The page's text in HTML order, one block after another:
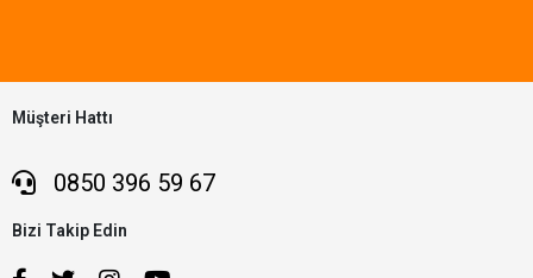
Müşteri Hattı
0850 396 59 67
Bizi Takip Edin